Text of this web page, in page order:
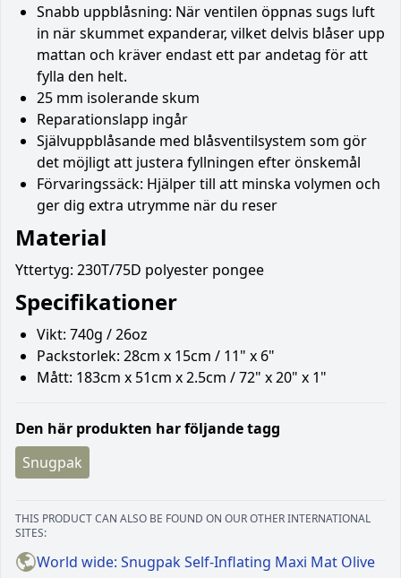
Snabb uppblåsning: När ventilen öppnas sugs luft
in när skummet expanderar, vilket delvis blåser upp
mattan och kräver endast ett par andetag för att
fylla den helt.
25 mm isolerande skum
Reparationslapp ingår
Självuppblåsande med blåsventilsystem som gör
det möjligt att justera fyllningen efter önskemål
Förvaringssäck: Hjälper till att minska volymen och
ger dig extra utrymme när du reser
Material
Yttertyg: 230T/75D polyester pongee
Specifikationer
Vikt: 740g / 26oz
Packstorlek: 28cm x 15cm / 11" x 6"
Mått: 183cm x 51cm x 2.5cm / 72" x 20" x 1"
Den här produkten har följande tagg
Snugpak
THIS PRODUCT CAN ALSO BE FOUND ON OUR OTHER INTERNATIONAL
SITES:
World wide: Snugpak Self-Inflating Maxi Mat Olive